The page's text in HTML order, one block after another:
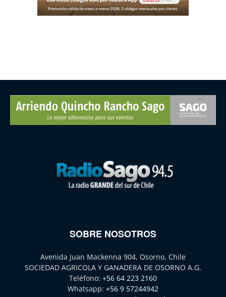
SOBRE NOSOTROS
Avenida Juan Mackenna 904, Osorno, Chile
SOCIEDAD AGRICOLA Y GANADERA DE OSORNO A.G.
Teléfono: +56 64 223 2160
Whatsapp: +56 9 57244942